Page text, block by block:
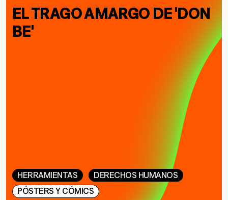
EL TRAGO AMARGO DE 'DON
BE'
HERRAMIENTAS
DERECHOS HUMANOS
PÓSTERS Y CÓMICS